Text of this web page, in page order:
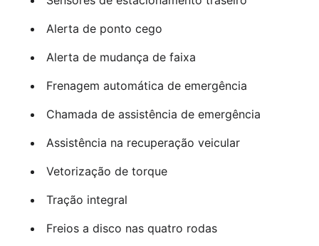
Alerta de ponto cego
Alerta de mudança de faixa
Frenagem automática de emergência
Chamada de assistência de emergência
Assistência na recuperação veicular
Vetorização de torque
Tração integral
Freios a disco nas quatro rodas